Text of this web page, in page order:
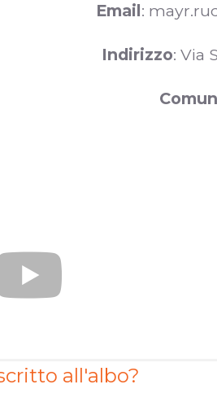
Email:
Indirizzo: Via
all'albo?